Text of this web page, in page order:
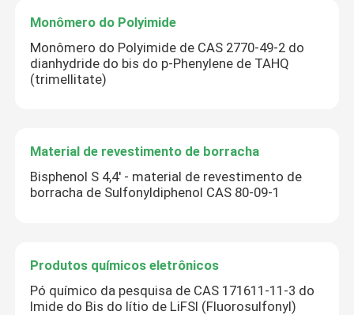
Monômero do Polyimide
Monômero do Polyimide de CAS 2770-49-2 do
dianhydride do bis do p-Phenylene de TAHQ
(trimellitate)
Material de revestimento de borracha
Bisphenol S 4,4' - material de revestimento de
borracha de Sulfonyldiphenol CAS 80-09-1
Produtos químicos eletrônicos
Pó químico da pesquisa de CAS 171611-11-3 do
Imide do Bis do lítio de LiFSI (Fluorosulfonyl)